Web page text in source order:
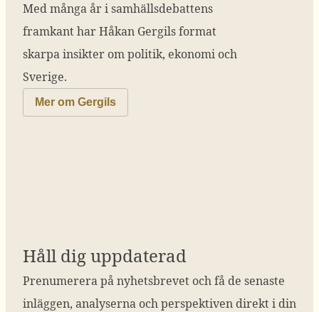
Med många år i samhällsdebattens
framkant har Håkan Gergils format
skarpa insikter om politik, ekonomi och
Sverige.
Mer om Gergils
Håll dig uppdaterad
Prenumerera på nyhetsbrevet och få de senaste
inläggen, analyserna och perspektiven direkt i din